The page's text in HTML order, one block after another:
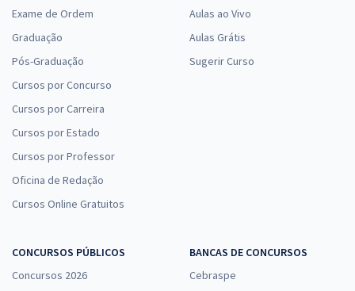
Exame de Ordem
Graduação
Pós-Graduação
Cursos por Concurso
Cursos por Carreira
Cursos por Estado
Cursos por Professor
Oficina de Redação
Cursos Online Gratuitos
Aulas ao Vivo
Aulas Grátis
Sugerir Curso
CONCURSOS PÚBLICOS
Concursos 2026
BANCAS DE CONCURSOS
Cebraspe